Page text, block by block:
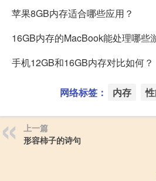
苹果8GB内存适合哪些应用？
16GB内存的MacBook能处理哪些
手机12GB和16GB内存对比如何？
网络标签： 内存
上一篇
形容柿子的诗句